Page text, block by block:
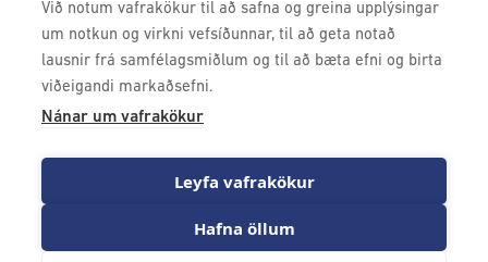
Við notum vafrakökur til að safna og greina upplýsingar
um notkun og virkni vefsíðunnar, til að geta notað
lausnir frá samfélagsmiðlum og til að bæta efni og birta
viðeigandi markaðsefni.
Nánar um vafrakökur
Leyfa vafrakökur
Hafna öllum
kringlan@kringlan.is
VERTU MEÐ
Fáðu forskot á dagskrána okkar og sértilboð með því að skrá